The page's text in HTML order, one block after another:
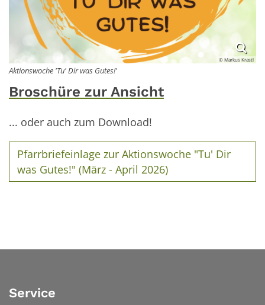
© Markus Krastl
Aktionswoche 'Tu' Dir was Gutes!'
Broschüre zur Ansicht
... oder auch zum Download!
Pfarrbriefeinlage zur Aktionswoche "Tu' Dir
was Gutes!" (März - April 2026)
Service